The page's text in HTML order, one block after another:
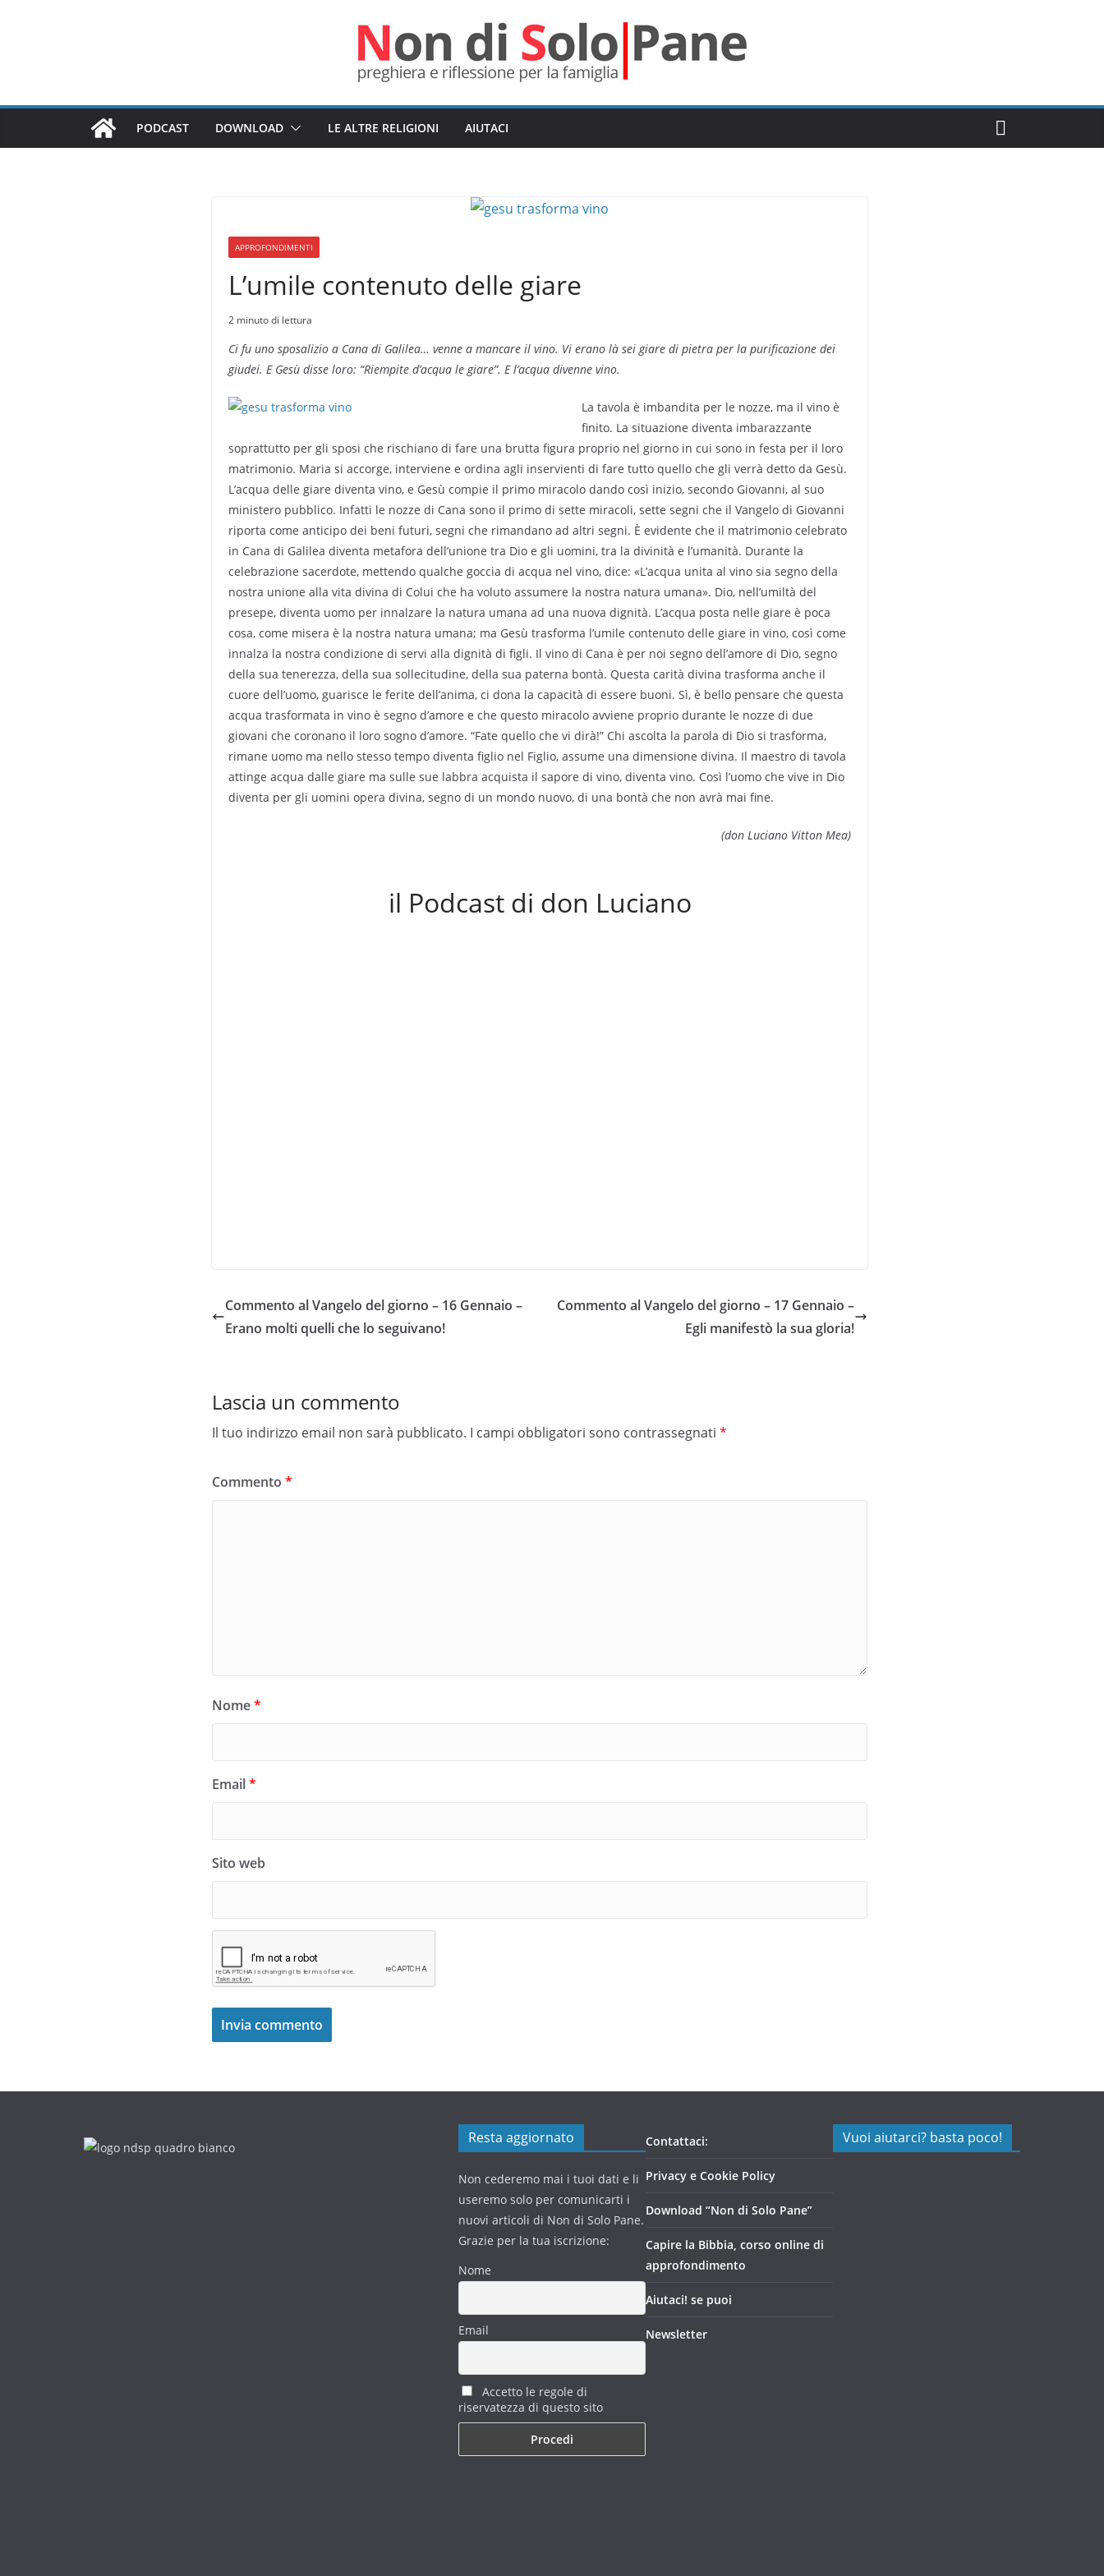
PODCAST DOWNLOAD LE ALTRE RELIGIONI AIUTACI
APPROFONDIMENTI
L’umile contenuto delle giare
2 minuto di lettura
Ci fu uno sposalizio a Cana di Galilea… venne a mancare il vino. Vi erano là sei giare di pietra per la purificazione dei
giudei. E Gesù disse loro: “Riempite d’acqua le giare”. E l’acqua divenne vino.
La tavola è imbandita per le nozze, ma il vino è
finito. La situazione diventa imbarazzante
soprattutto per gli sposi che rischiano di fare una brutta figura proprio nel giorno in cui sono in festa per il loro
matrimonio. Maria si accorge, interviene e ordina agli inservienti di fare tutto quello che gli verrà detto da Gesù.
L’acqua delle giare diventa vino, e Gesù compie il primo miracolo dando così inizio, secondo Giovanni, al suo
ministero pubblico. Infatti le nozze di Cana sono il primo di sette miracoli, sette segni che il Vangelo di Giovanni
riporta come anticipo dei beni futuri, segni che rimandano ad altri segni. È evidente che il matrimonio celebrato
in Cana di Galilea diventa metafora dell’unione tra Dio e gli uomini, tra la divinità e l’umanità. Durante la
celebrazione sacerdote, mettendo qualche goccia di acqua nel vino, dice: «L’acqua unita al vino sia segno della
nostra unione alla vita divina di Colui che ha voluto assumere la nostra natura umana». Dio, nell’umiltà del
presepe, diventa uomo per innalzare la natura umana ad una nuova dignità. L’acqua posta nelle giare è poca
cosa, come misera è la nostra natura umana; ma Gesù trasforma l’umile contenuto delle giare in vino, così come
innalza la nostra condizione di servi alla dignità di figli. Il vino di Cana è per noi segno dell’amore di Dio, segno
della sua tenerezza, della sua sollecitudine, della sua paterna bontà. Questa carità divina trasforma anche il
cuore dell’uomo, guarisce le ferite dell’anima, ci dona la capacità di essere buoni. Sì, è bello pensare che questa
acqua trasformata in vino è segno d’amore e che questo miracolo avviene proprio durante le nozze di due
giovani che coronano il loro sogno d’amore. “Fate quello che vi dirà!” Chi ascolta la parola di Dio si trasforma,
rimane uomo ma nello stesso tempo diventa figlio nel Figlio, assume una dimensione divina. Il maestro di tavola
attinge acqua dalle giare ma sulle sue labbra acquista il sapore di vino, diventa vino. Così l’uomo che vive in Dio
diventa per gli uomini opera divina, segno di un mondo nuovo, di una bontà che non avrà mai fine.
(don Luciano Vitton Mea)
il Podcast di don Luciano
Commento al Vangelo del giorno – 16 Gennaio –
Erano molti quelli che lo seguivano!
Commento al Vangelo del giorno – 17 Gennaio –
Egli manifestò la sua gloria!
Lascia un commento
Il tuo indirizzo email non sarà pubblicato. I campi obbligatori sono contrassegnati *
Commento *
Nome*
Email*
Sito web
Resta aggiornato
Non cederemo mai i tuoi dati e li
useremo solo per comunicarti i
nuovi articoli di Non di Solo Pane.
Grazie per la tua iscrizione:
Nome
Email
Accetto le regole di
riservatezza di questo sito
Contattaci:
Privacy e Cookie Policy
Download “Non di Solo Pane”
Capire la Bibbia, corso online di
approfondimento
Aiutaci! se puoi
Newsletter
Vuoi aiutarci? basta poco!